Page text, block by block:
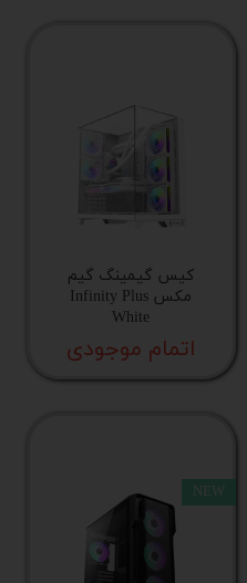
تعداد پورت USB 3
جایگاه فن در پنل پشتی
طول منبع‌تغذیه
سینی درایو 3.5 اینچ
سینی درایو 2.5 اینچ
کیس گیمینگ گیم
مکس Infinity Plus
White
اتمام موجودی
NEW